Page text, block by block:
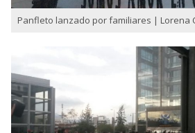
Panfleto lanzado por familiares | Lorena